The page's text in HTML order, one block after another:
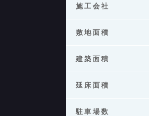
施工会社
敷地面積
建築面積
延床面積
駐車場数